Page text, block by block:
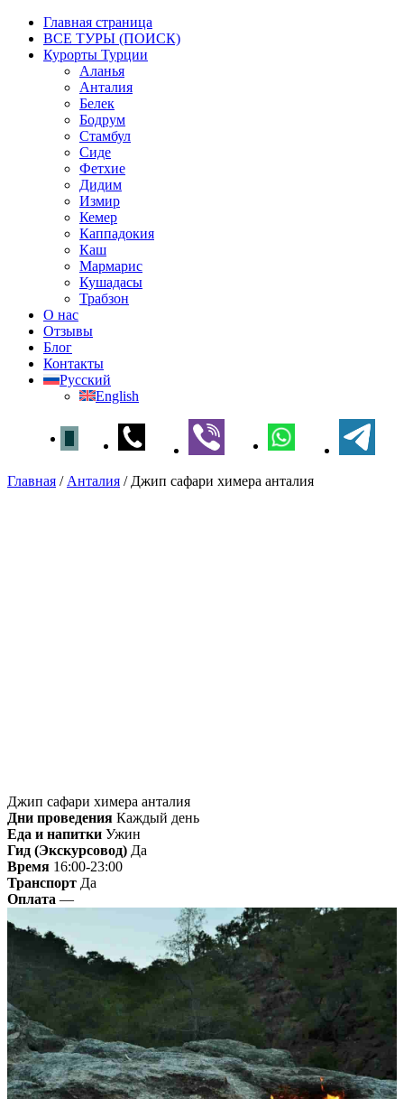
Главная страница
ВСЕ ТУРЫ (ПОИСК)
Курорты Турции
Аланья
Анталия
Белек
Бодрум
Стамбул
Сиде
Фетхие
Дидим
Измир
Кемер
Каппадокия
Каш
Мармарис
Кушадасы
Трабзон
О нас
Отзывы
Блог
Контакты
Русский
English
Главная / Анталия / Джип сафари химера анталия
Джип сафари химера анталия
Дни проведения Каждый день
Еда и напитки Ужин
Гид (Экскурсовод) Да
Время 16:00-23:00
Транспорт Да
Оплата —